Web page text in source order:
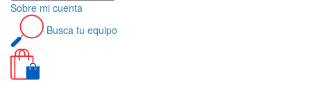
Sobre mi cuenta
Busca tu equipo